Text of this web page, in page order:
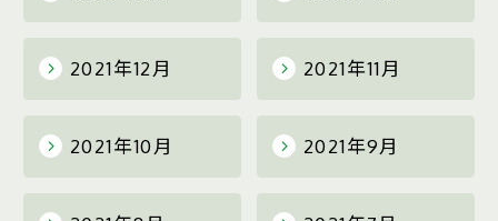
2021年12月 2021年11月
2021年10月 2021年9月